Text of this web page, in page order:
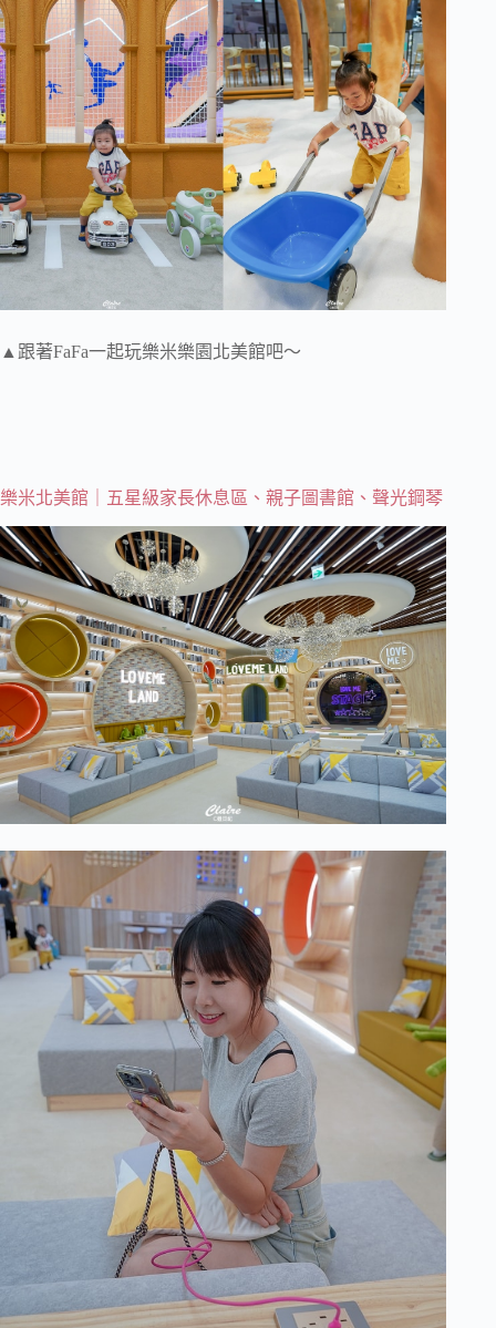
▲跟著FaFa一起玩樂米樂園北美館吧～
樂米北美館｜五星級家長休息區、親子圖書館、聲光鋼琴